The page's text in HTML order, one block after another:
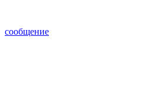
сообщение